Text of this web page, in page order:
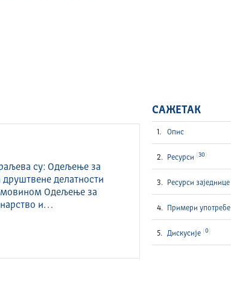
су: Одељење за
делатности
Одељење за
и…
САЖЕТАК
Опис
Ресурси 30
Ресурси заједнице
Примери употребе
Дискусије 0